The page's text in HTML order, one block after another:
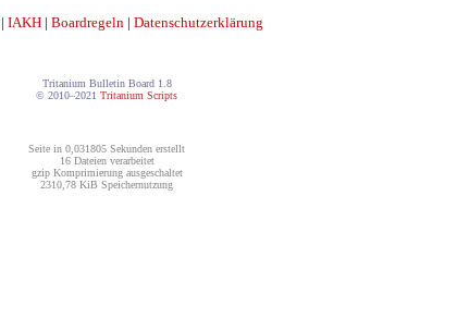
| IAKH | Boardregeln | Datenschutzerklärung
Tritanium Bulletin Board 1.8
© 2010–2021 Tritanium Scripts
Seite in 0,031805 Sekunden erstellt
16 Dateien verarbeitet
gzip Komprimierung ausgeschaltet
2310,78 KiB Speichernutzung